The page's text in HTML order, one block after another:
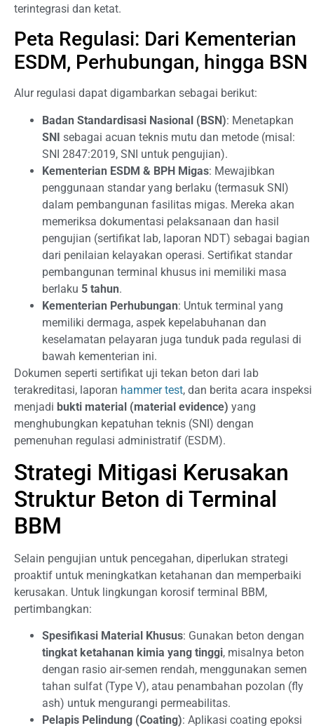
terintegrasi dan ketat.
Peta Regulasi: Dari Kementerian
ESDM, Perhubungan, hingga BSN
Alur regulasi dapat digambarkan sebagai berikut:
Badan Standardisasi Nasional (BSN): Menetapkan
SNI sebagai acuan teknis mutu dan metode (misal:
SNI 2847:2019, SNI untuk pengujian).
Kementerian ESDM & BPH Migas: Mewajibkan
penggunaan standar yang berlaku (termasuk SNI)
dalam pembangunan fasilitas migas. Mereka akan
memeriksa dokumentasi pelaksanaan dan hasil
pengujian (sertifikat lab, laporan NDT) sebagai bagian
dari penilaian kelayakan operasi. Sertifikat standar
pembangunan terminal khusus ini memiliki masa
berlaku 5 tahun.
Kementerian Perhubungan: Untuk terminal yang
memiliki dermaga, aspek kepelabuhanan dan
keselamatan pelayaran juga tunduk pada regulasi di
bawah kementerian ini.
Dokumen seperti sertifikat uji tekan beton dari lab
terakreditasi, laporan hammer test, dan berita acara inspeksi
menjadi bukti material (material evidence) yang
menghubungkan kepatuhan teknis (SNI) dengan
pemenuhan regulasi administratif (ESDM).
Strategi Mitigasi Kerusakan
Struktur Beton di Terminal
BBM
Selain pengujian untuk pencegahan, diperlukan strategi
proaktif untuk meningkatkan ketahanan dan memperbaiki
kerusakan. Untuk lingkungan korosif terminal BBM,
pertimbangkan:
Spesifikasi Material Khusus: Gunakan beton dengan
tingkat ketahanan kimia yang tinggi, misalnya beton
dengan rasio air-semen rendah, menggunakan semen
tahan sulfat (Type V), atau penambahan pozolan (fly
ash) untuk mengurangi permeabilitas.
Pelapis Pelindung (Coating): Aplikasi coating epoksi